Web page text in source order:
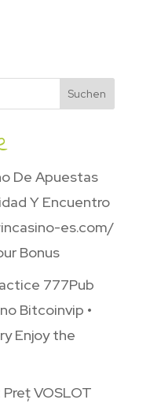
Suchen
De Apuestas
Y Encuentro
es.com/
Bonus
777Pub
Bitcoinvip •
Enjoy the
VOSLOT